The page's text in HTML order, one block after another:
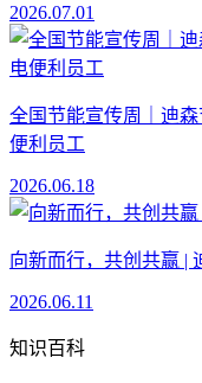
2026.07.01
全国节能宣传周｜迪
便利员工
2026.06.18
向新而行，共创共赢 |
2026.06.11
知识百科